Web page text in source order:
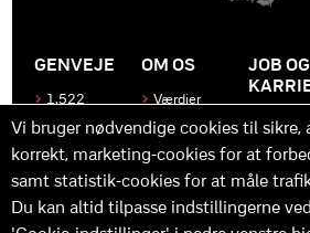
GENVEJE
1.522
Produkter
Kontakt
os
OM OS
Værdier
Historen
bag
MBDK
Hvad gør
os unikke
JOB OG
Bliv en
af
Vores
team
og
Vi bruger nødvendige cookies til sikre,
korrekt, marketing-cookies for at
samt statistik-cookies for at måle
Du kan altid tilpasse indstillingerne